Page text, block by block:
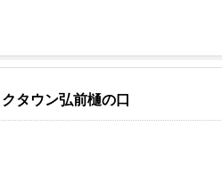
タウン弘前樋の口